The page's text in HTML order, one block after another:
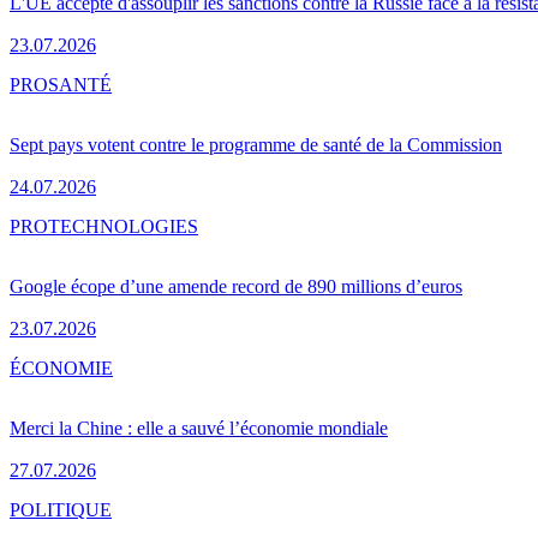
23.07.2026
Sept pays votent contre le programme de santé de la Commission
24.07.2026
PROSANTÉ
Google écope d’une amende record de 890 millions d’euros
23.07.2026
PROTECHNOLOGIES
Merci la Chine : elle a sauvé l’économie mondiale
27.07.2026
ÉCONOMIE
POLITIQUE